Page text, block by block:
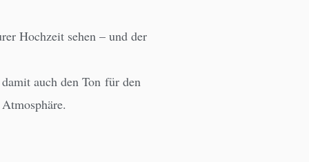
Hochzeit sehen – und der
auch den Ton für den